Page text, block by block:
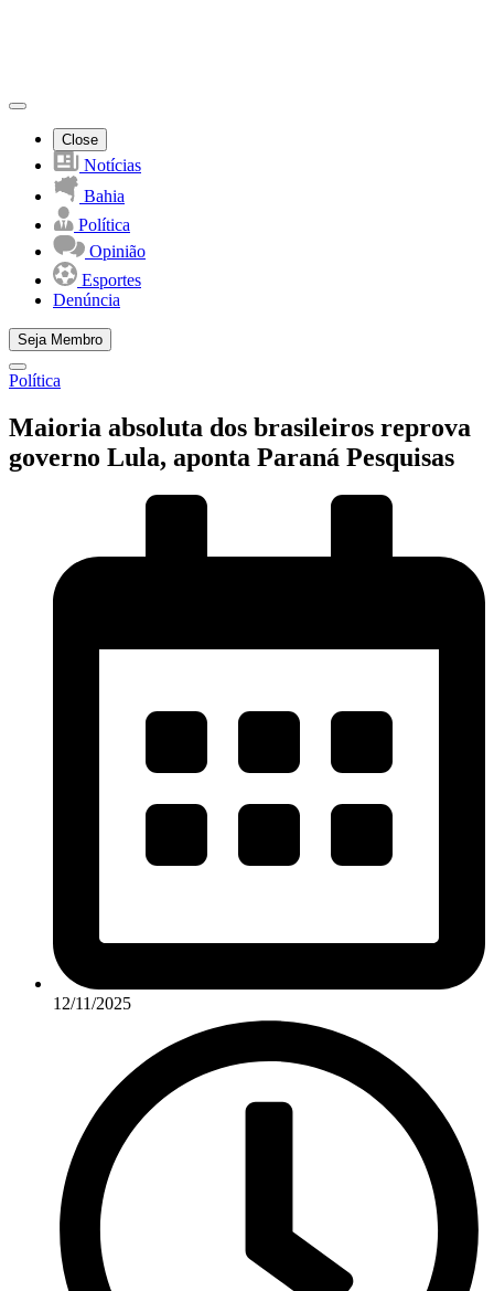
Close
Notícias
Bahia
Política
Opinião
Esportes
Denúncia
Seja Membro
Política
Maioria absoluta dos brasileiros reprova
governo Lula, aponta Paraná Pesquisas
12/11/2025